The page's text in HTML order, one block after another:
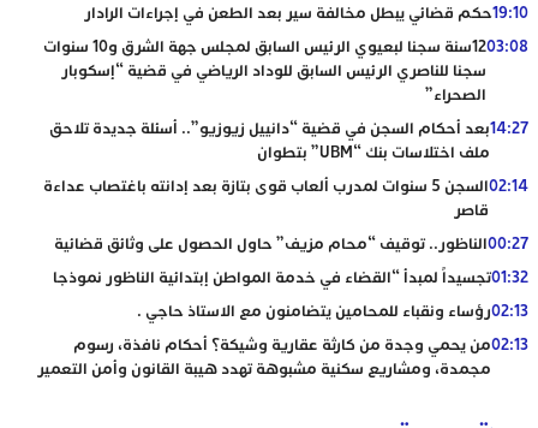
19:10حكم قضائي يبطل مخالفة سير بعد الطعن في إجراءات الرادار
03:08
12سنة سجنا لبعيوي الرئيس السابق لمجلس جهة الشرق و10 سنوات
سجنا للناصري الرئيس السابق للوداد الرياضي في قضية “إسكوبار
الصحراء”
14:27بعد أحكام السجن في قضية “دانييل زيوزيو”.. أسئلة جديدة تلاحق
ملف اختلاسات بنك “UBM” بتطوان
02:14
السجن 5 سنوات لمدرب ألعاب قوى بتازة بعد إدانته باغتصاب عداءة
قاصر
00:27الناظور.. توقيف “محام مزيف” حاول الحصول على وثائق قضائية
01:32تجسيداً لمبدأ “القضاء في خدمة المواطن إبتدائية الناظور نموذجا
02:13رؤساء ونقباء للمحامين يتضامنون مع الاستاذ حاجي .
02:13من يحمي وجدة من كارثة عقارية وشيكة؟ أحكام نافذة، رسوم
مجمدة، ومشاريع سكنية مشبوهة تهدد هيبة القانون وأمن التعمير